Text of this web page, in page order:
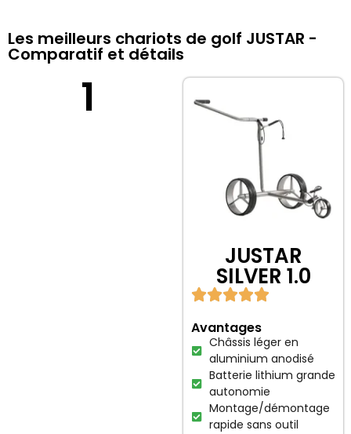
Les meilleurs chariots de golf JUSTAR -
Comparatif et détails
1
JUSTAR
SILVER 1.0
Avantages
Châssis léger en
aluminium anodisé
Batterie lithium grande
autonomie
Montage/démontage
rapide sans outil